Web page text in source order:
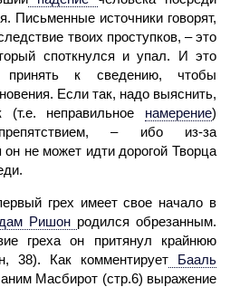
Письменные источники говорят,
твоих проступков, – это
споткнулся и упал. И это
к сведению, чтобы
Если так, надо выяснить,
неправильное
намерение)
– ибо из-за
он не может идти дорогой Творца
грех имеет свое начало в
Ришон родился обрезанным.
греха он притянул крайнюю
38). Как комментирует Бааль
Масбирот (стр.6) выражение